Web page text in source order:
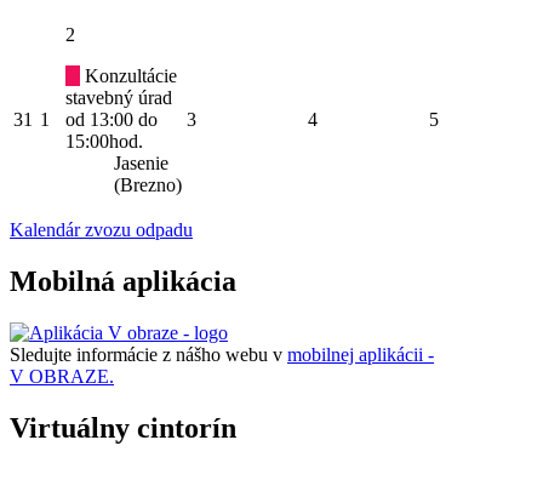
31 1
2
Konzultácie
stavebný úrad
od 13:00 do
15:00hod.
Jasenie
(Brezno)
3 4 5
Kalendár zvozu odpadu
Mobilná aplikácia
Sledujte informácie z nášho webu v mobilnej aplikácii -
V OBRAZE.
Virtuálny cintorín